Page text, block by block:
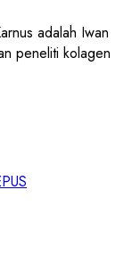
adalah Iwan
peneliti kolagen